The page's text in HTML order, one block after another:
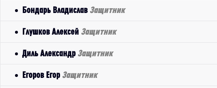
Бондарь Владислав Защитник
Глушков Алексей Защитник
Диль Александр Защитник
Егоров Егор Защитник